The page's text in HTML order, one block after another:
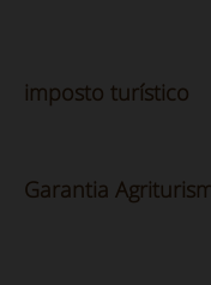
imposto turístico
Garantia